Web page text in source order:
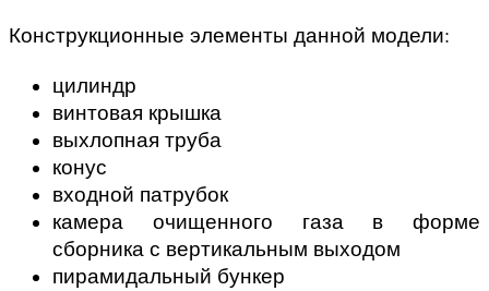
Конструкционные элементы данной модели:
цилиндр
винтовая крышка
выхлопная труба
конус
входной патрубок
камера очищенного газа в форме
сборника с вертикальным выходом
пирамидальный бункер